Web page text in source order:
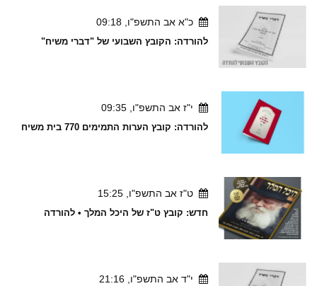
כ"א אב התשפ"ו, 09:18
להורדה: הקובץ השבועי של "דברי משיח"
י"ז אב התשפ"ו, 09:35
להורדה: קובץ הערות התמימים 770 בית משיח
ט"ז אב התשפ"ו, 15:25
חדש: קובץ ט"ז של היכל המלך • להורדה
י"ד אב התשפ"ו, 21:16